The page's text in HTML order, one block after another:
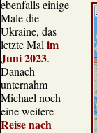
ebenfalls einige
Male die
Ukraine, das
letzte Mal im
Juni 2023.
Danach
unternahm
Michael noch
eine weitere
Reise nach